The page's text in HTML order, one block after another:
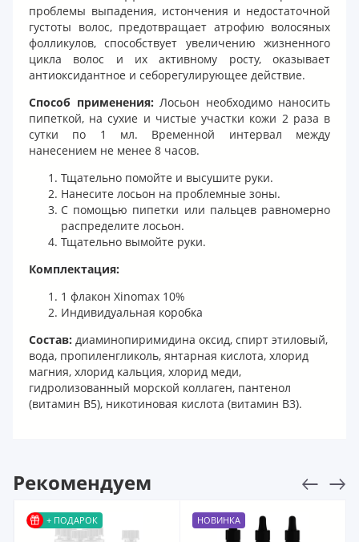
проблемы выпадения, истончения и недостаточной
густоты волос, предотвращает атрофию волосяных
фолликулов, способствует увеличению жизненного
цикла волос и их активному росту, оказывает
антиоксидантное и себорегулирующее действие.
Способ применения: Лосьон необходимо наносить
пипеткой, на сухие и чистые участки кожи 2 раза в
сутки по 1 мл. Временной интервал между
нанесением не менее 8 часов.
Тщательно помойте и высушите руки.
Нанесите лосьон на проблемные зоны.
С помощью пипетки или пальцев равномерно
распределите лосьон.
Тщательно вымойте руки.
Комплектация:
1 флакон Xinomax 10%
Индивидуальная коробка
Состав: диаминопиримидина оксид, спирт этиловый,
вода, пропиленгликоль, янтарная кислота, хлорид
магния, хлорид кальция, хлорид меди,
гидролизованный морской коллаген, пантенол
(витамин B5), никотиновая кислота (витамин B3).
Рекомендуем
+ ПОДАРОК НОВИНКА